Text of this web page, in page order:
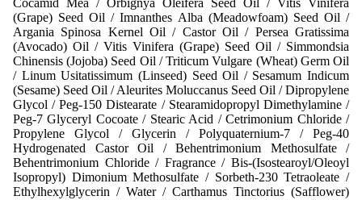
Cocamid Mea / Orbignya Oleifera Seed Oil / Vitis Vinifera
(Grape) Seed Oil / Imnanthes Alba (Meadowfoam) Seed Oil /
Argania Spinosa Kernel Oil / Castor Oil / Persea Gratissima
(Avocado) Oil / Vitis Vinifera (Grape) Seed Oil / Simmondsia
Chinensis (Jojoba) Seed Oil / Triticum Vulgare (Wheat) Germ Oil
/ Linum Usitatissimum (Linseed) Seed Oil / Sesamum Indicum
(Sesame) Seed Oil / Aleurites Moluccanus Seed Oil / Dipropylene
Glycol / Peg-150 Distearate / Stearamidopropyl Dimethylamine /
Peg-7 Glyceryl Cocoate / Stearic Acid / Cetrimonium Chloride /
Propylene Glycol / Glycerin / Polyquaternium-7 / Peg-40
Hydrogenated Castor Oil / Behentrimonium Methosulfate /
Behentrimonium Chloride / Fragrance / Bis-(Isostearoyl/Oleoyl
Isopropyl) Dimonium Methosulfate / Sorbeth-230 Tetraoleate /
Ethylhexylglycerin / Water / Carthamus Tinctorius (Safflower)